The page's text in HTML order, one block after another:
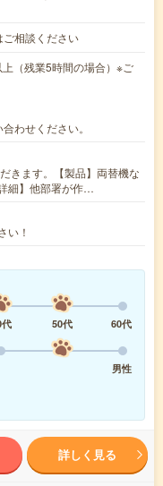
相談ください
（残業5時間の場合）※ご
わせください。
きます。【製品】両替機な
細】他部署が作…
い！
50代
60代
男性
詳しく見る